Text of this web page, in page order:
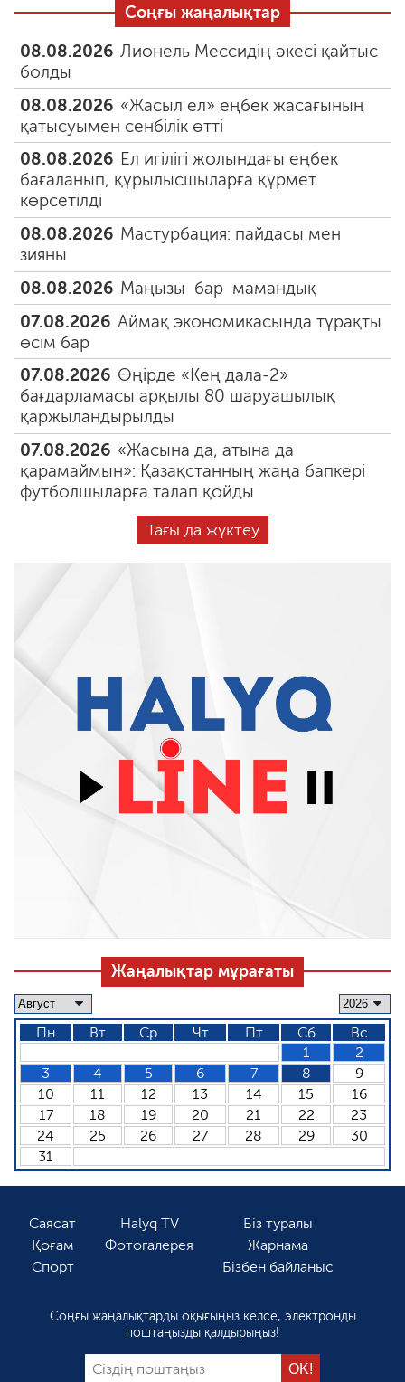
Соңғы жаңалықтар
08.08.2026 Лионель Мессидің әкесі қайтыс
болды
08.08.2026 «Жасыл ел» еңбек жасағының
қатысуымен сенбілік өтті
08.08.2026 Ел игілігі жолындағы еңбек
бағаланып, құрылысшыларға құрмет
көрсетілді
08.08.2026 Мастурбация: пайдасы мен
зияны
08.08.2026 Маңызы бар мамандық
07.08.2026 Аймақ экономикасында тұрақты
өсім бар
07.08.2026 Өңірде «Кең дала-2»
бағдарламасы арқылы 80 шаруашылық
қаржыландырылды
07.08.2026 «Жасына да, атына да
қарамаймын»: Қазақстанның жаңа бапкері
футболшыларға талап қойды
Тағы да жүктеу
Жаңалықтар мұрағаты
Пн Вт Ср Чт Пт Сб
Вс
1
2
3
4 5 6 7 8
9
10
11 12 13 14 15
16
17
18 19 20 21 22
23
24
25 26 27 28 29
30
31
Саясат
Қоғам
Спорт
Halyq TV
Фотогалерея
Біз туралы
Жарнама
Бізбен байланыс
Соңғы жаңалықтарды оқығыңыз келсе, электронды
поштаңызды қалдырыңыз!